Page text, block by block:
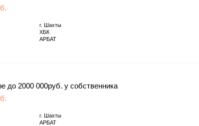
г. Шахты
ХБК
АРБАТ
до 2000 000руб. у собственника
г. Шахты
АРБАТ